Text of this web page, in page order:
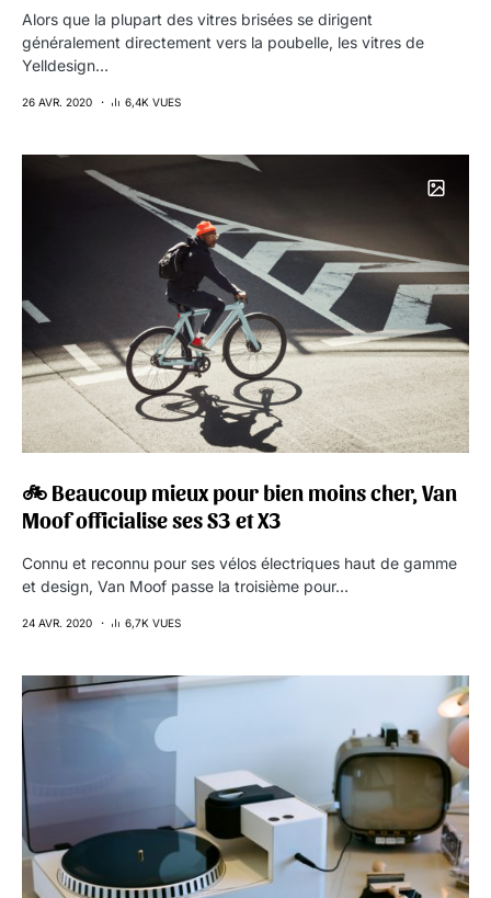
Alors que la plupart des vitres brisées se dirigent
généralement directement vers la poubelle, les vitres de
Yelldesign…
26 AVR. 2020 6,4K VUES
🚲 Beaucoup mieux pour bien moins cher, Van
Moof officialise ses S3 et X3
Connu et reconnu pour ses vélos électriques haut de gamme
et design, Van Moof passe la troisième pour…
24 AVR. 2020 6,7K VUES